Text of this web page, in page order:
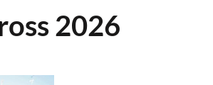
2026